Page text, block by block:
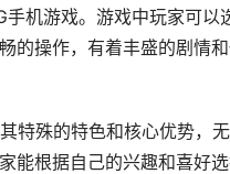
机游戏。游戏中玩家可以
的操作，有着丰盛的剧情
特殊的特色和核心优势，无
能根据自己的兴趣和喜好